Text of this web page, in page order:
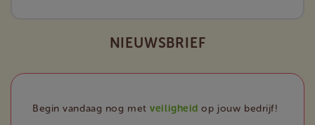
NIEUWSBRIEF
Begin vandaag nog metveiligheid op jouw bedrijf!